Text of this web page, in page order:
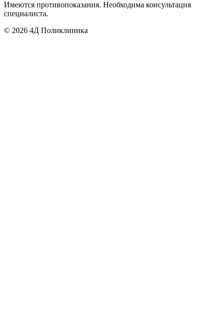
Имеются противопоказания. Необходима консультация
специалиста.
© 2026 4Д Поликлиника